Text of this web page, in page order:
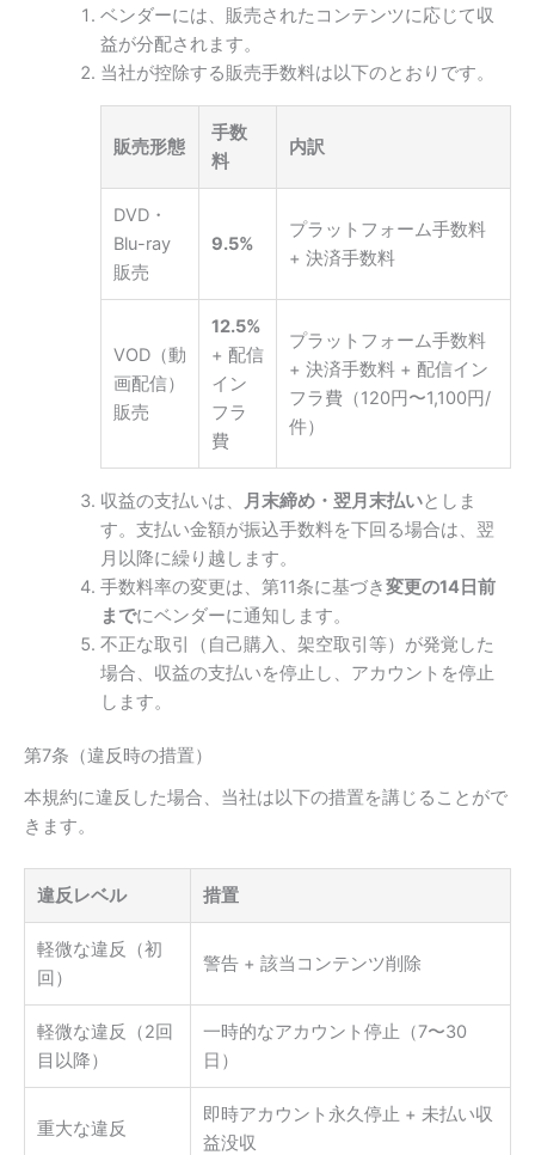
ベンダーには、販売されたコンテンツに応じて収
益が分配されます。
当社が控除する販売手数料は以下のとおりです。
販売形態
手数
料
内訳
DVD・
Blu-ray
販売
9.5%
プラットフォーム手数料
+ 決済手数料
VOD（動
画配信）
販売
12.5%
+ 配信
イン
フラ
費
プラットフォーム手数料
+ 決済手数料 + 配信イン
フラ費（120円〜1,100円/
件）
収益の支払いは、 月末締め・翌月末払いとしま
す。支払い金額が振込手数料を下回る場合は、翌
月以降に繰り越します。
手数料率の変更は、第11条に基づき変更の14日前
までにベンダーに通知します。
不正な取引（自己購入、架空取引等）が発覚した
場合、収益の支払いを停止し、アカウントを停止
します。
第7条（違反時の措置）
本規約に違反した場合、当社は以下の措置を講じることがで
きます。
違反レベル 措置
軽微な違反（初
回）
警告 + 該当コンテンツ削除
軽微な違反（2回
目以降）
一時的なアカウント停止（7〜30
日）
重大な違反
即時アカウント永久停止 + 未払い収
益没収